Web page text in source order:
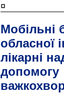
¤
Мобільні
обласної
лікарні
допомогу